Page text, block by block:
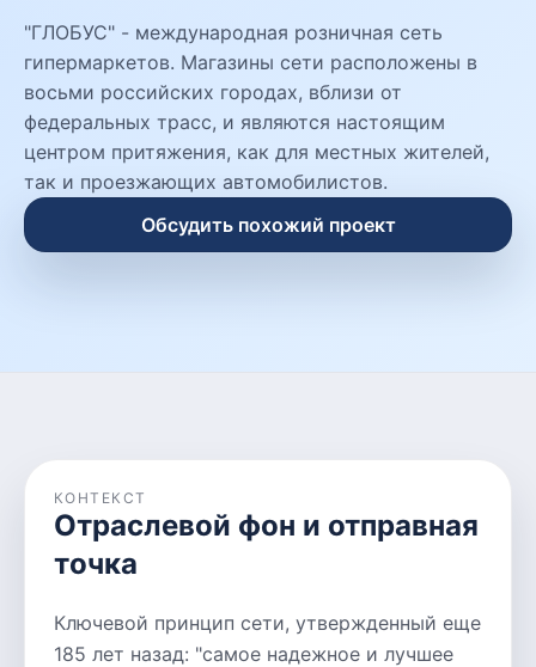
"ГЛОБУС" - международная розничная сеть
гипермаркетов. Магазины сети расположены в
восьми российских городах, вблизи от
федеральных трасс, и являются настоящим
центром притяжения, как для местных жителей,
так и проезжающих автомобилистов.
Обсудить похожий проект
КОНТЕКСТ
Отраслевой фон и отправная
точка
Ключевой принцип сети, утвержденный еще
185 лет назад: "самое надежное и лучшее